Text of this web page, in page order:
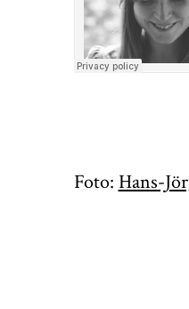
Foto: Hans-